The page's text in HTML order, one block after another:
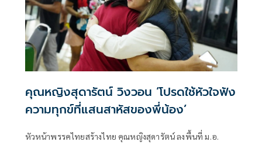
คุณหญิงสุดารัตน์ วิงวอน ‘โปรดใช้หัวใจฟัง
ความทุกข์ที่แสนสาหัสของพี่น้อง’
หัวหน้าพรรคไทยสร้างไทย คุณหญิงสุดารัตน์ ลงพื้นที่ ม.อ.